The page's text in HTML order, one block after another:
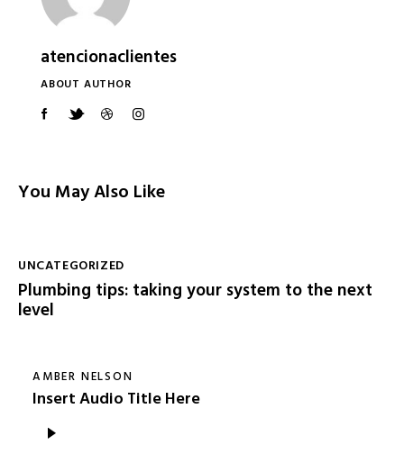
atencionaclientes
ABOUT AUTHOR
You May Also Like
UNCATEGORIZED
Plumbing tips: taking your system to the next
level
AMBER NELSON
Insert Audio Title Here
de